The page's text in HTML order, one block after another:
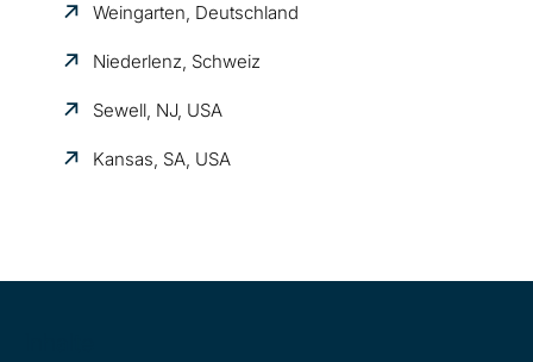
Weingarten, Deutschland
Niederlenz, Schweiz
Sewell, NJ, USA
Kansas, SA, USA